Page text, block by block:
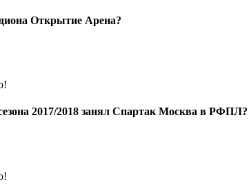
Открытие Арена?
2017/2018 занял Спартак Москва в РФПЛ?